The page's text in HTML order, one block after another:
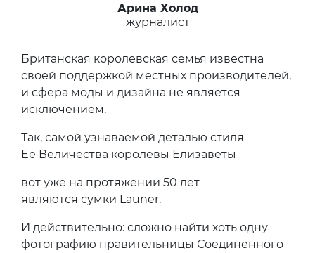
Арина Холод
журналист
Британская королевская семья известна
своей поддержкой местных производителей,
и сфера моды и дизайна не является
исключением.
Так, самой узнаваемой деталью стиля
Ее Величества королевы Елизаветы
вот уже на протяжении 50 лет
являются сумки Launer.
И действительно: сложно найти хоть одну
фотографию правительницы Соединенного